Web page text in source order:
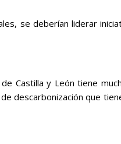
se deberían liderar
Castilla y León tiene
que